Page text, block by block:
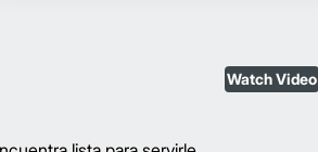
Watch Video